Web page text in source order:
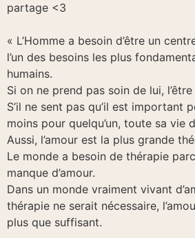
partage <3
« L’Homme a besoin d’être un
l’un des besoins les plus
humains.
Si on ne prend pas soin de lui,
S’il ne sent pas qu’il est important
moins pour quelqu’un, toute sa vie
Aussi, l’amour est la plus grande
Le monde a besoin de thérapie
manque d’amour.
Dans un monde vraiment vivant
thérapie ne serait nécessaire,
plus que suffisant.